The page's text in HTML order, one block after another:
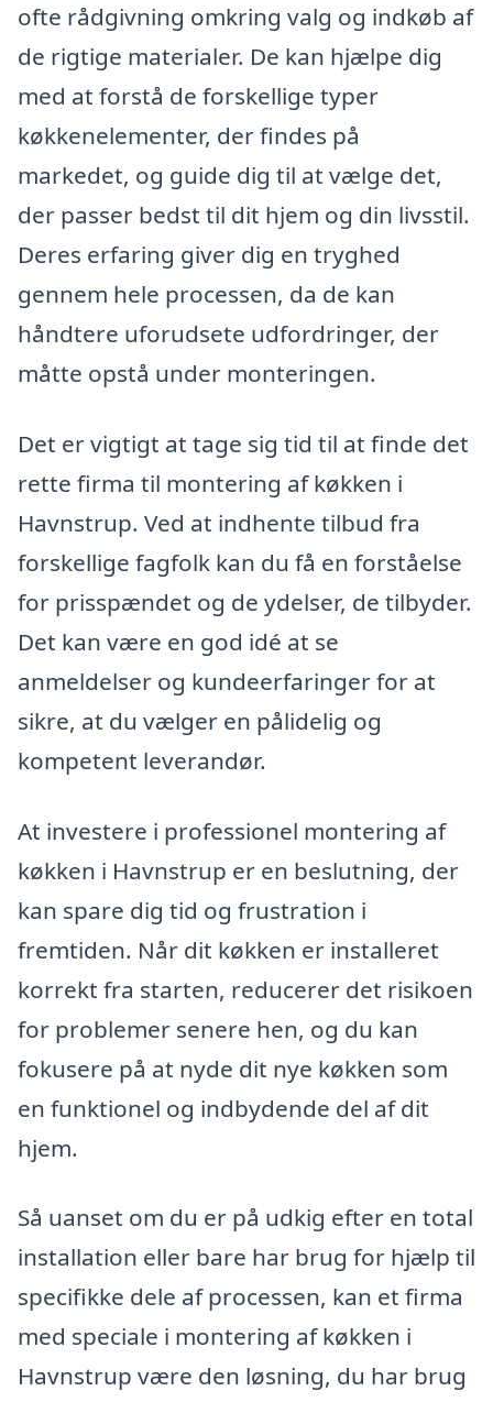
ofte rådgivning omkring valg og indkøb af
de rigtige materialer. De kan hjælpe dig
med at forstå de forskellige typer
køkkenelementer, der findes på
markedet, og guide dig til at vælge det,
der passer bedst til dit hjem og din livsstil.
Deres erfaring giver dig en tryghed
gennem hele processen, da de kan
håndtere uforudsete udfordringer, der
måtte opstå under monteringen.
Det er vigtigt at tage sig tid til at finde det
rette firma til montering af køkken i
Havnstrup. Ved at indhente tilbud fra
forskellige fagfolk kan du få en forståelse
for prisspændet og de ydelser, de tilbyder.
Det kan være en god idé at se
anmeldelser og kundeerfaringer for at
sikre, at du vælger en pålidelig og
kompetent leverandør.
At investere i professionel montering af
køkken i Havnstrup er en beslutning, der
kan spare dig tid og frustration i
fremtiden. Når dit køkken er installeret
korrekt fra starten, reducerer det risikoen
for problemer senere hen, og du kan
fokusere på at nyde dit nye køkken som
en funktionel og indbydende del af dit
hjem.
Så uanset om du er på udkig efter en total
installation eller bare har brug for hjælp til
specifikke dele af processen, kan et firma
med speciale i montering af køkken i
Havnstrup være den løsning, du har brug